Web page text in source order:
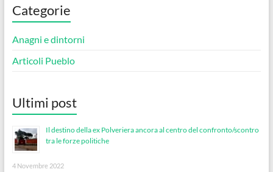
Categorie
Anagni e dintorni
Articoli Pueblo
Ultimi post
Il destino della ex Polveriera ancora al centro del confronto/scontro
tra le forze politiche
4 Novembre 2022